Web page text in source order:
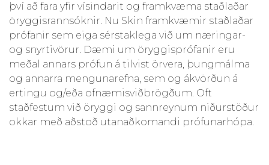
því að fara yfir vísindarit og framkvæma staðlaðar
öryggisrannsóknir. Nu Skin framkvæmir staðlaðar
prófanir sem eiga sérstaklega við um næringar-
og snyrtivörur. Dæmi um öryggisprófanir eru
meðal annars prófun á tilvist örvera, þungmálma
og annarra mengunarefna, sem og ákvörðun á
ertingu og/eða ofnæmisviðbrögðum. Oft
staðfestum við öryggi og sannreynum niðurstöður
okkar með aðstoð utanaðkomandi prófunarhópa.